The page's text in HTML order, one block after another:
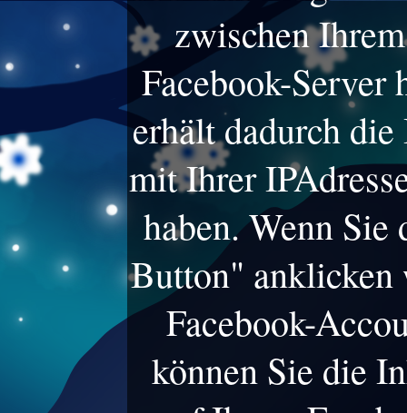
zwischen
Facebook-Server
erhält dadurch
mit Ihrer
haben. Wenn
Button" anklicken
Facebook-
können Sie die